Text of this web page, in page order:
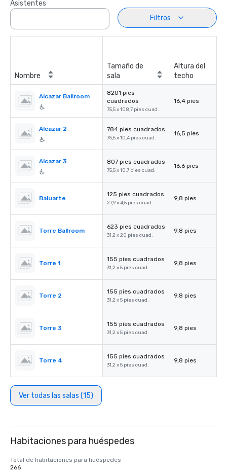
Asistentes
Filtros
Nombre
Tamaño de
sala
Altura del
techo
Alcazar Ballroom
8201 pies
cuadrados
75,5 x 108,7 pies cuad.
16,4 pies
Alcazar 2 784 pies cuadrados
75,5 x 10,4 pies cuad.
16,5 pies
Alcazar 3 807 pies cuadrados
75,5 x 10,7 pies cuad.
16,6 pies
Baluarte
125 pies cuadrados
27,9 x 4,5 pies cuad.
9,8 pies
Torre Ballroom
623 pies cuadrados
31,2 x 20 pies cuad.
9,8 pies
Torre 1
155 pies cuadrados
31,2 x 5 pies cuad.
9,8 pies
Torre 2
155 pies cuadrados
31,2 x 5 pies cuad.
9,8 pies
Torre 3
155 pies cuadrados
31,2 x 5 pies cuad.
9,8 pies
Torre 4
155 pies cuadrados
31,2 x 5 pies cuad.
9,8 pies
Ver todas las salas (15)
Habitaciones para huéspedes
Total de habitaciones para huéspedes
266